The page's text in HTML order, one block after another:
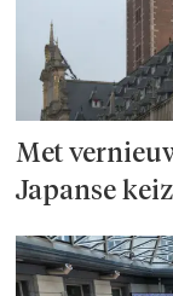
Met
Japanse